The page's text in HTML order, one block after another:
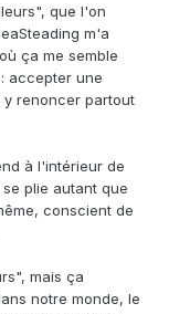
que l'on
m'a
ça me semble
accepter une
renoncer partout
à l'intérieur de
plie autant que
conscient de
mais ça
notre monde, le